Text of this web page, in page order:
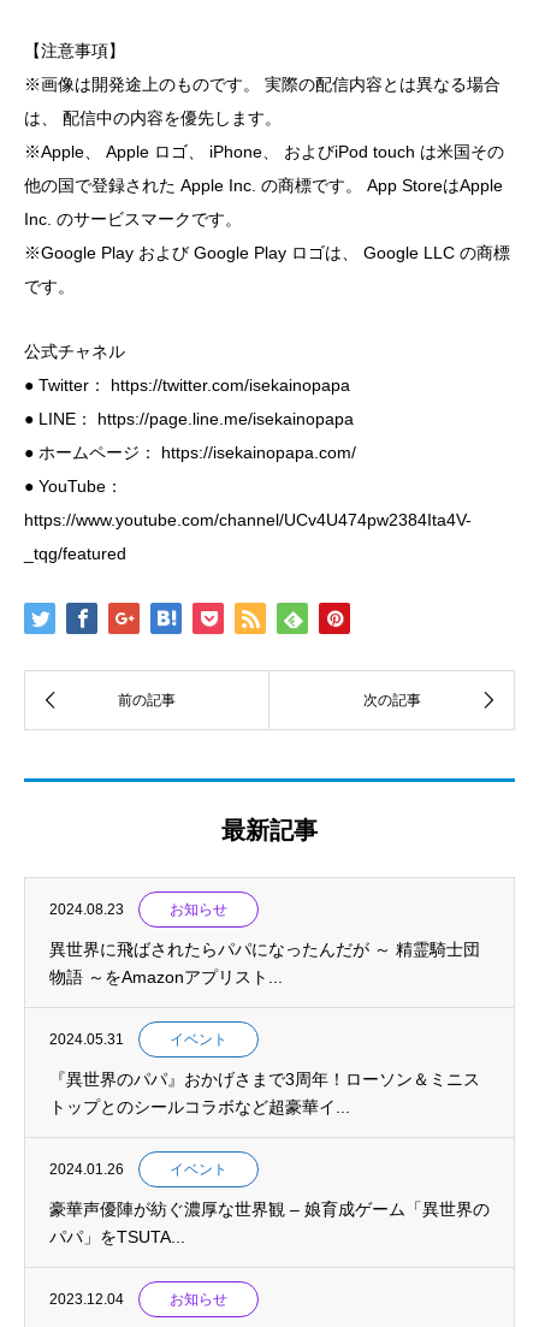
【注意事項】
※画像は開発途上のものです。 実際の配信内容とは異なる場合
は、 配信中の内容を優先します。
※Apple、 Apple ロゴ、 iPhone、 およびiPod touch は米国その
他の国で登録された Apple Inc. の商標です。 App StoreはApple
Inc. のサービスマークです。
※Google Play および Google Play ロゴは、 Google LLC の商標
です。
公式チャネル
● Twitter： https://twitter.com/isekainopapa
● LINE： https://page.line.me/isekainopapa
● ホームページ： https://isekainopapa.com/
● YouTube：
https://www.youtube.com/channel/UCv4U474pw2384Ita4V-
_tqg/featured
最新記事
2024.08.23 お知らせ
異世界に飛ばされたらパパになったんだが ～ 精霊騎士団
物語 ～をAmazonアプリスト...
2024.05.31 イベント
『異世界のパパ』おかげさまで3周年！ローソン＆ミニス
トップとのシールコラボなど超豪華イ...
2024.01.26 イベント
豪華声優陣が紡ぐ濃厚な世界観 – 娘育成ゲーム「異世界の
パパ」をTSUTA...
2023.12.04 お知らせ